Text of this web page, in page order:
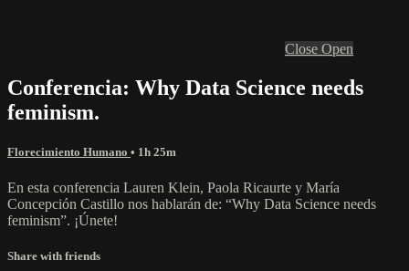
Close Open
Conferencia: Why Data Science needs
feminism.
Florecimiento Humano • 1h 25m
En esta conferencia Lauren Klein, Paola Ricaurte y María
Concepción Castillo nos hablarán de: “Why Data Science needs
feminism”. ¡Únete!
Share with friends